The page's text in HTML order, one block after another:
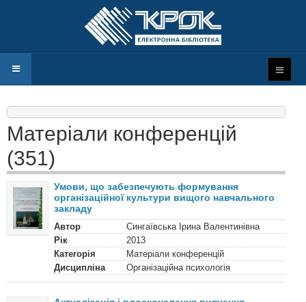
Матеріали конференцій
(351)
Умови, що забезпечують формування
організаційної культури вищого навчального
закладу
Автор
Сингаївська Ірина Валентинівна
Рік
2013
Категорія
Матеріали конференцій
Дисципліна
Організаційна психологія